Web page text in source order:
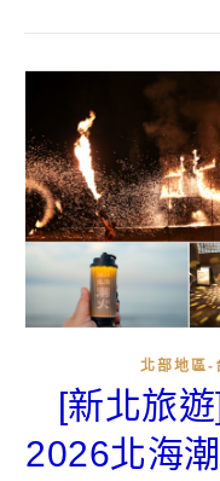
北部地區-
[新北旅
2026北海